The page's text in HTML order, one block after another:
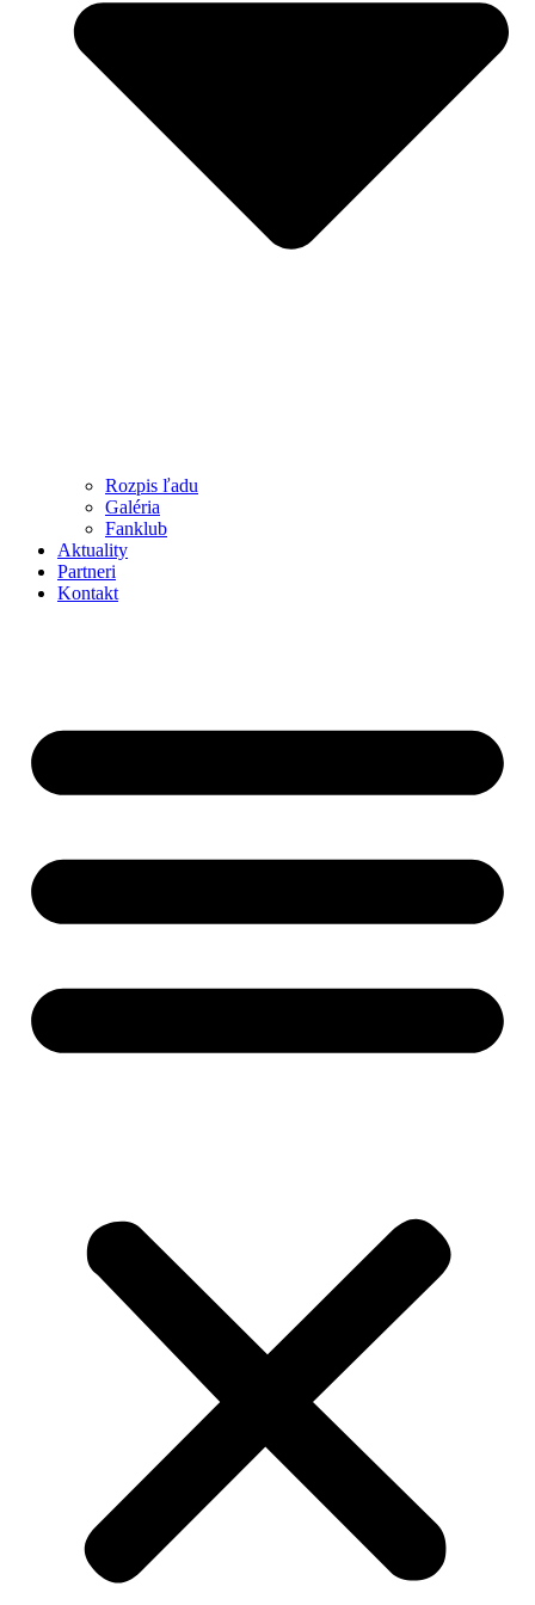
Rozpis ľadu
Galéria
Fanklub
Aktuality
Partneri
Kontakt